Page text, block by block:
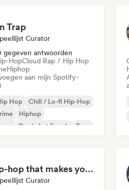
Trap
Curator
gegeven antwoorden
HopCloud Rap / Hip Hop
Hiphop
aan mijn Spotify-
Hop
Chill / Lo-fi Hip-Hop
Hiphop
Rap in het Engels Trap
Hip-hop that makes you nod in silence
Curator